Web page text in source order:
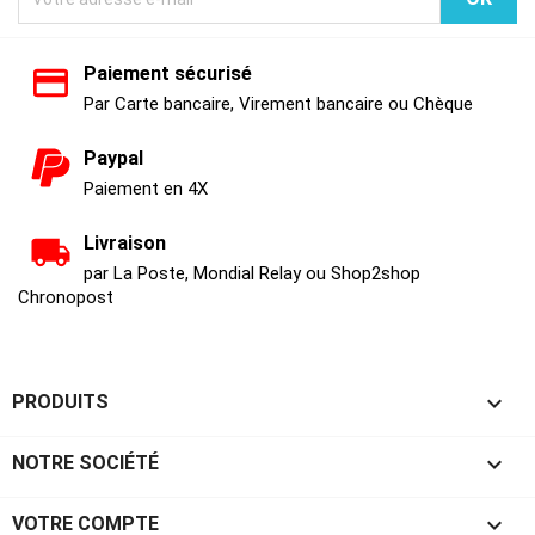
Paiement sécurisé
Par Carte bancaire, Virement bancaire ou Chèque
Paypal
Paiement en 4X
Livraison
par La Poste, Mondial Relay ou Shop2shop
Chronopost
PRODUITS 
NOTRE SOCIÉTÉ 
VOTRE COMPTE 